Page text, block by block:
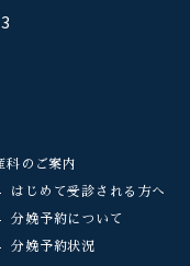
科のご案内
はじめて受診される方へ
分娩予約について
分娩予約状況